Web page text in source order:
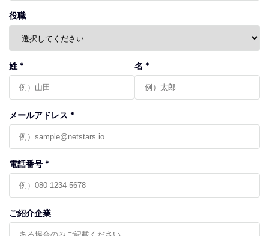
役職
姓 * 名 *
メールアドレス *
電話番号 *
ご紹介企業